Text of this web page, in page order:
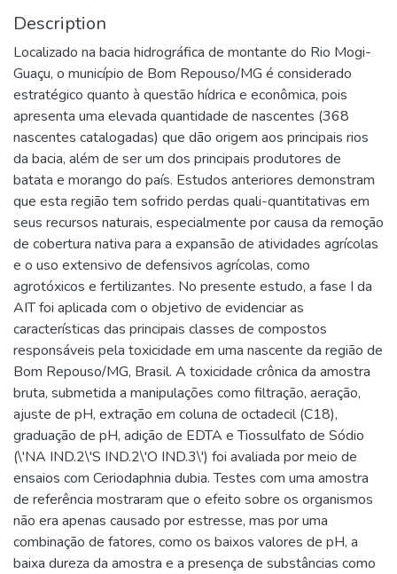
Description
Localizado na bacia hidrográfica de montante do Rio Mogi-
Guaçu, o município de Bom Repouso/MG é considerado
estratégico quanto à questão hídrica e econômica, pois
apresenta uma elevada quantidade de nascentes (368
nascentes catalogadas) que dão origem aos principais rios
da bacia, além de ser um dos principais produtores de
batata e morango do país. Estudos anteriores demonstram
que esta região tem sofrido perdas quali-quantitativas em
seus recursos naturais, especialmente por causa da remoção
de cobertura nativa para a expansão de atividades agrícolas
e o uso extensivo de defensivos agrícolas, como
agrotóxicos e fertilizantes. No presente estudo, a fase I da
AIT foi aplicada com o objetivo de evidenciar as
características das principais classes de compostos
responsáveis pela toxicidade em uma nascente da região de
Bom Repouso/MG, Brasil. A toxicidade crônica da amostra
bruta, submetida a manipulações como filtração, aeração,
ajuste de pH, extração em coluna de octadecil (C18),
graduação de pH, adição de EDTA e Tiossulfato de Sódio
(\'NA IND.2\'S IND.2\'O IND.3\') foi avaliada por meio de
ensaios com Ceriodaphnia dubia. Testes com uma amostra
de referência mostraram que o efeito sobre os organismos
não era apenas causado por estresse, mas por uma
combinação de fatores, como os baixos valores de pH, a
baixa dureza da amostra e a presença de substâncias como